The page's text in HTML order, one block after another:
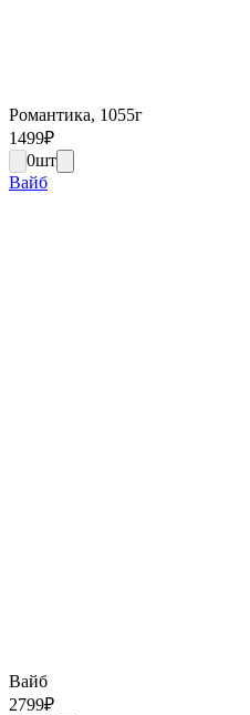
Романтика, 1055г
1499₽
0шт
Вайб
Вайб
2799₽